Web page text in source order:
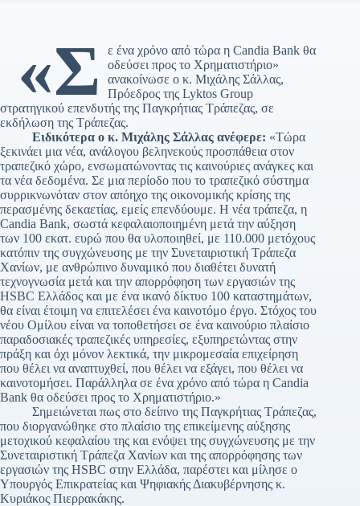
«Σ
ε ένα χρόνο από τώρα η Candia Bank θα
οδεύσει προς το Χρηματιστήριο»
ανακοίνωσε ο κ. Μιχάλης Σάλλας,
Πρόεδρος της Lyktos Group
στρατηγικού επενδυτής της Παγκρήτιας Τράπεζας, σε
εκδήλωση της Τράπεζας.
Ειδικότερα ο κ. Μιχάλης Σάλλας ανέφερε: «Τώρα
ξεκινάει μια νέα, ανάλογου βεληνεκούς προσπάθεια στον
τραπεζικό χώρο, ενσωματώνοντας τις καινούριες ανάγκες και
τα νέα δεδομένα. Σε μια περίοδο που το τραπεζικό σύστημα
συρρικνωνόταν στον απόηχο της οικονομικής κρίσης της
περασμένης δεκαετίας, εμείς επενδύουμε. Η νέα τράπεζα, η
Candia Bank, σωστά κεφαλαιοποιημένη μετά την αύξηση
των 100 εκατ. ευρώ που θα υλοποιηθεί, με 110.000 μετόχους
κατόπιν της συγχώνευσης με την Συνεταιριστική Τράπεζα
Χανίων, με ανθρώπινο δυναμικό που διαθέτει δυνατή
τεχνογνωσία μετά και την απορρόφηση των εργασιών της
HSBC Ελλάδος και με ένα ικανό δίκτυο 100 καταστημάτων,
θα είναι έτοιμη να επιτελέσει ένα καινοτόμο έργο. Στόχος του
νέου Ομίλου είναι να τοποθετήσει σε ένα καινούριο πλαίσιο
παραδοσιακές τραπεζικές υπηρεσίες, εξυπηρετώντας στην
πράξη και όχι μόνον λεκτικά, την μικρομεσαία επιχείρηση
που θέλει να αναπτυχθεί, που θέλει να εξάγει, που θέλει να
καινοτομήσει. Παράλληλα σε ένα χρόνο από τώρα η Candia
Bank θα οδεύσει προς το Χρηματιστήριο.»
Σημειώνεται πως στο δείπνο της Παγκρήτιας Τράπεζας,
που διοργανώθηκε στο πλαίσιο της επικείμενης αύξησης
μετοχικού κεφαλαίου της και ενόψει της συγχώνευσης με την
Συνεταιριστική Τράπεζα Χανίων και της απορρόφησης των
εργασιών της HSBC στην Ελλάδα, παρέστει και μίλησε ο
Υπουργός Επικρατείας και Ψηφιακής Διακυβέρνησης κ.
Κυριάκος Πιερρακάκης.